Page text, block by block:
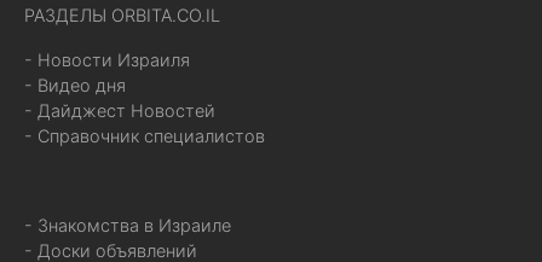
РАЗДЕЛЫ ORBITA.CO.IL
- Новости Израиля
- Видео дня
- Дайджест Новостей
- Справочник специалистов
- Знакомства в Израиле
- Доски объявлений